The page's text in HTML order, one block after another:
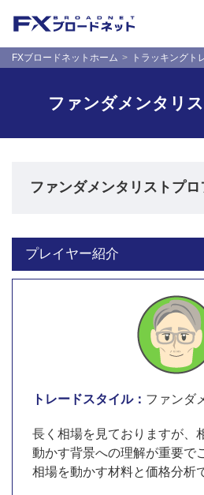
FXブロードネットホーム トラッキングト
ファンダメンタリ
ファンダメンタリストプ
プレイヤー紹介
トレードスタイル： ファンダ
長く相場を見ておりますが、
動かす背景への理解が重要で
相場を動かす材料と価格分析